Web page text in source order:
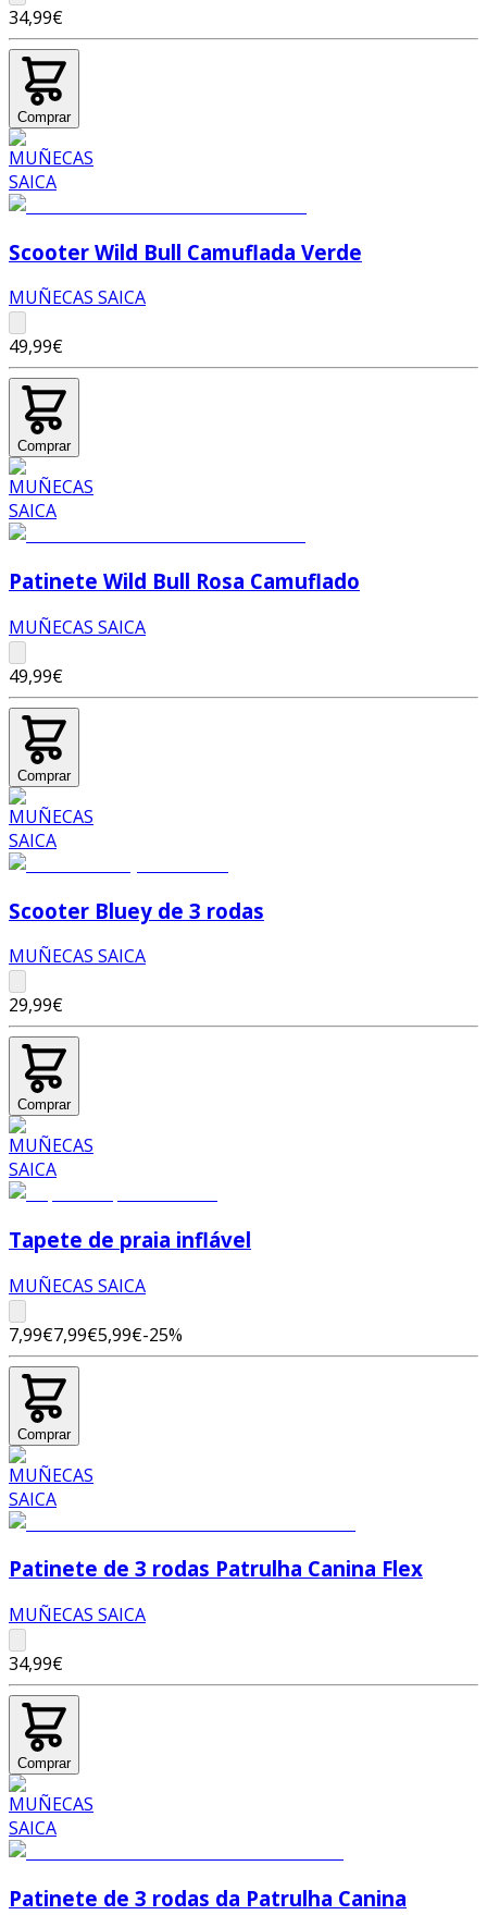
34,99€
Comprar
Scooter Wild Bull Camuflada Verde
MUÑECAS SAICA
49,99€
Comprar
Patinete Wild Bull Rosa Camuflado
MUÑECAS SAICA
49,99€
Comprar
Scooter Bluey de 3 rodas
MUÑECAS SAICA
29,99€
Comprar
Tapete de praia inflável
MUÑECAS SAICA
7,99€7,99€5,99€-25%
Comprar
Patinete de 3 rodas Patrulha Canina Flex
MUÑECAS SAICA
34,99€
Comprar
Patinete de 3 rodas da Patrulha Canina